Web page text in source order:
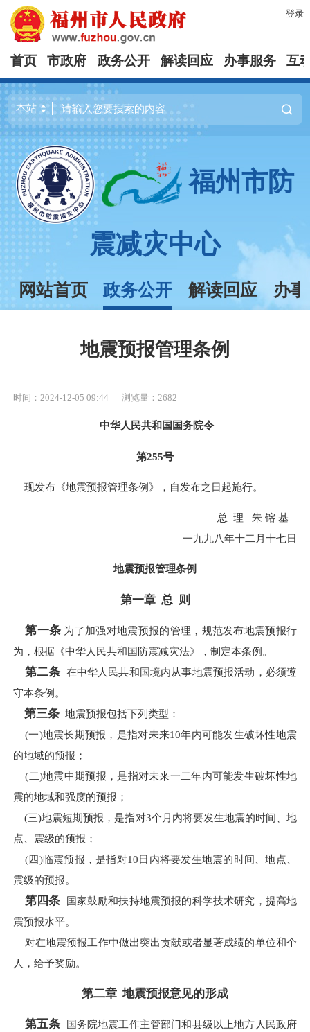
登录
首页 市政府 政务公开 解读回应 办事服务 互
福州市防
震减灾中心
网站首页 政务公开 解读回应 办
地震预报管理条例
时间：2024-12-05 09:44 浏览量：2682
中华人民共和国国务院令
第255号
现发布《地震预报管理条例》，自发布之日起施行。
总 理 朱 镕 基
一九九八年十二月十七日
地震预报管理条例
第一章 总 则
第一条 为了加强对地震预报的管理，规范发布地震预报行
为，根据《中华人民共和国防震减灾法》，制定本条例。
第二条 在中华人民共和国境内从事地震预报活动，必须遵
守本条例。
第三条 地震预报包括下列类型：
(一)地震长期预报，是指对未来10年内可能发生破坏性地震
的地域的预报；
(二)地震中期预报，是指对未来一二年内可能发生破坏性地
震的地域和强度的预报；
(三)地震短期预报，是指对3个月内将要发生地震的时间、地
点、震级的预报；
(四)临震预报，是指对10日内将要发生地震的时间、地点、
震级的预报。
第四条 国家鼓励和扶持地震预报的科学技术研究，提高地
震预报水平。
对在地震预报工作中做出突出贡献或者显著成绩的单位和个
人，给予奖励。
第二章 地震预报意见的形成
第五条 国务院地震工作主管部门和县级以上地方人民政府